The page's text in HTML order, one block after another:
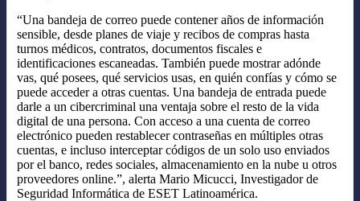
“Una bandeja de correo puede contener años de información
sensible, desde planes de viaje y recibos de compras hasta
turnos médicos, contratos, documentos fiscales e
identificaciones escaneadas. También puede mostrar adónde
vas, qué posees, qué servicios usas, en quién confías y cómo se
puede acceder a otras cuentas. Una bandeja de entrada puede
darle a un cibercriminal una ventaja sobre el resto de la vida
digital de una persona. Con acceso a una cuenta de correo
electrónico pueden restablecer contraseñas en múltiples otras
cuentas, e incluso interceptar códigos de un solo uso enviados
por el banco, redes sociales, almacenamiento en la nube u otros
proveedores online.”, alerta Mario Micucci, Investigador de
Seguridad Informática de ESET Latinoamérica.